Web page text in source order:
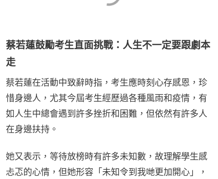
蔡若蓮鼓勵考生直面挑戰：人生不一定要跟劇本
走
蔡若蓮在活動中致辭時指，考生應時刻心存感恩，珍
惜身邊人，尤其今屆考生經歷過各種風雨和疫情，有
如人生中總會遇到許多挫折和困難，但依然有許多人
在身邊扶持。
她又表示，等待放榜時有許多未知數，故理解學生感
忐忑的心情，但她形容「未知令到我哋更加開心」，